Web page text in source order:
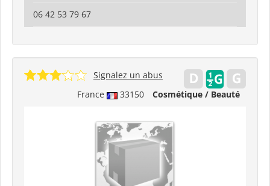
06 42 53 79 67
France 33150 Cosmétique / Beauté
Signalez un abus